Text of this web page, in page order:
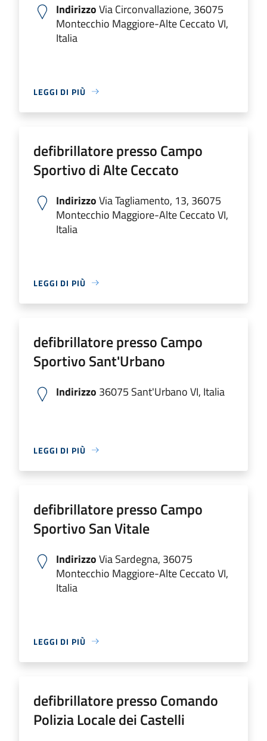
IndirizzoVia Circonvallazione, 36075
Montecchio Maggiore-Alte Ceccato VI,
Italia
LEGGI DI PIÙ
defibrillatore presso Campo
Sportivo di Alte Ceccato
IndirizzoVia Tagliamento, 13, 36075
Montecchio Maggiore-Alte Ceccato VI,
Italia
LEGGI DI PIÙ
defibrillatore presso Campo
Sportivo Sant'Urbano
Indirizzo 36075 Sant'Urbano VI, Italia
LEGGI DI PIÙ
defibrillatore presso Campo
Sportivo San Vitale
IndirizzoVia Sardegna, 36075
Montecchio Maggiore-Alte Ceccato VI,
Italia
LEGGI DI PIÙ
defibrillatore presso Comando
Polizia Locale dei Castelli